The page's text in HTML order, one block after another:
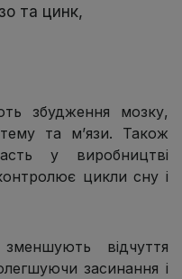
та цинк,
збудження мозку,
та м’язи. Також
у виробництві
цикли сну і
відчуття
засинання і